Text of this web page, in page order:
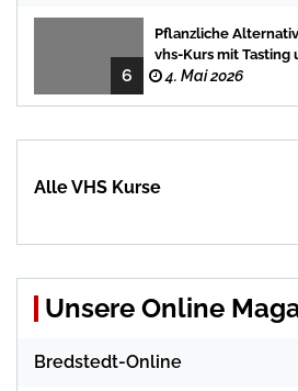
6
Pflanzliche
vhs-Kurs mit Tasting
Rezepten
4. Mai 2026
Alle VHS Kurse
Unsere Online
Bredstedt-Online